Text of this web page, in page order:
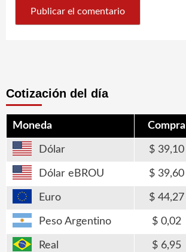
Cotización del día
Moneda Compra
Dólar 39,10
Dólar eBROU 39,60
Euro 44,27
Peso Argentino 0,02
Real 6,95